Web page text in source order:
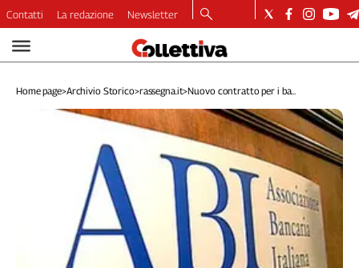
Video
Dirette
Longform
Contatti La redazione Newsletter
Home page>Archivio Storico>rassegna.it>Nuovo contratto per i ba...